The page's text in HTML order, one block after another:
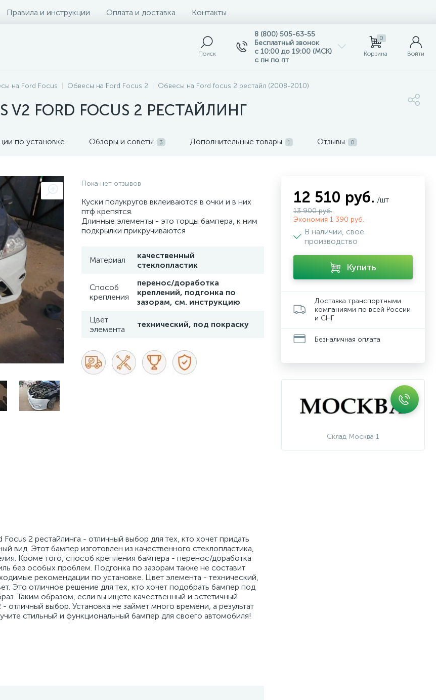
Правила и инструкции Оплата и доставка Контакты
Поиск
8 (800) 505-63-55
Бесплатный звонок
с 10:00 до 19:00 (МСК)
с пн по пт
0
Корзина Войти
на Ford Focus Обвесы на Ford Focus 2
Обвесы на Ford focus 2 рестайл (2008-2010)
FORD FOCUS 2 РЕСТАЙЛИНГ
по установке Обзоры и советы 3 Дополнительные товары 1 Отзывы 0
Пока нет отзывов
Куски полукругов вклеиваются в очки и в них
птф крепятся.
Длинные элементы - это торцы бампера, к ним
подкрылки прикручиваются
Материал
качественный
стеклопластик
Способ
крепления
перенос/доработка
креплений, подгонка по
зазорам, см. инструкцию
Цвет
элемента
технический, под покраску
2 рестайлинга - отличный выбор для тех, кто хочет придать
вид. Этот бампер изготовлен из качественного стеклопластика,
Кроме того, способ крепления бампера - перенос/доработка
без особых проблем. Подгонка по зазорам также не составит
рекомендации по установке. Цвет элемента - технический,
Это отличное решение для тех, кто хочет подобрать бампер под
Таким образом, если вы ищете качественный и эстетичный
отличный выбор. Установка не займет много времени, а результат
стильный и функциональный бампер для своего автомобиля!
12 510 руб. /шт
13 900 руб.
Экономия 1 390 руб.
В наличии, свое
производство
Купить
Доставка транспортными
компаниями по всей России
и СНГ
Безналичная оплата
Склад Москва 1